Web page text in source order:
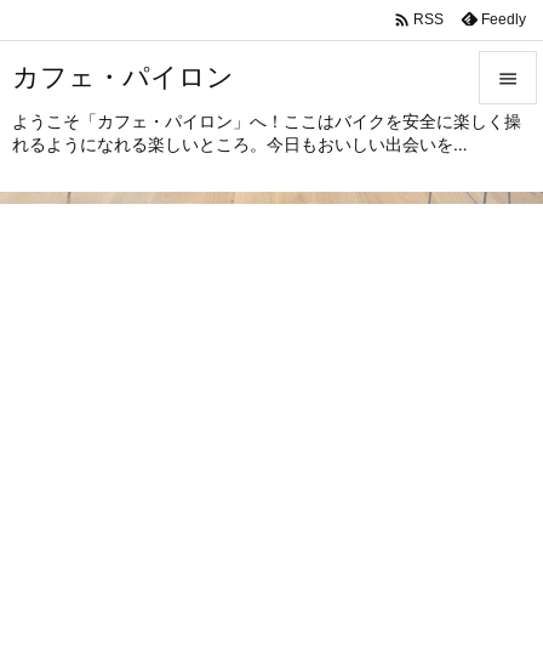
カフェ・パイロン
ようこそ「カフェ・パイロン」へ！ここはバイクを安全に楽しく操
れるようになれる楽しいところ。今日もおいしい出会いを…



 RSS Feedly